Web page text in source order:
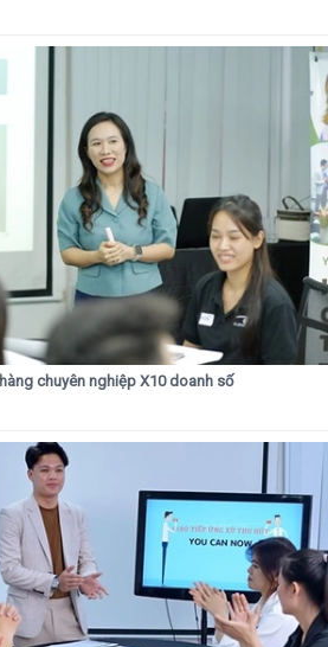
chuyên nghiệp X10 doanh số